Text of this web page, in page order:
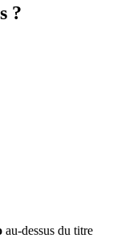
?
au-dessus du titre